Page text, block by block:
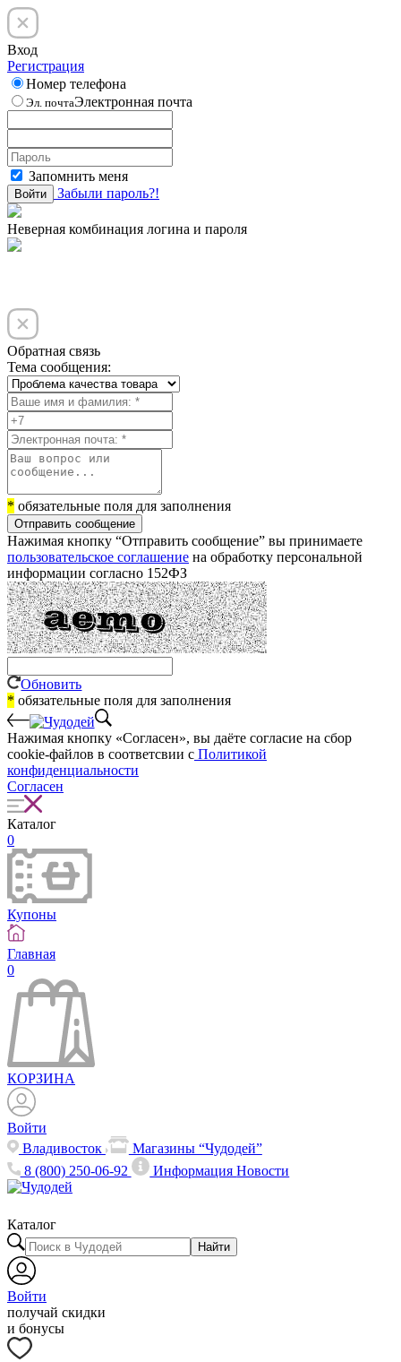
Вход
Регистрация
Номер телефона
Эл. почтаЭлектронная почта
Запомнить меня
Войти Забыли пароль?!
Неверная комбинация логина и пароля
Обратная связь
Тема сообщения:
* обязательные поля для заполнения
Отправить сообщение
Нажимая кнопку “Отправить сообщение” вы принимаете
пользовательское соглашение на обработку персональной
информации согласно 152ФЗ
Обновить
* обязательные поля для заполнения
Нажимая кнопку «Согласен», вы даёте cогласие на сбор
cookie-файлов в соответсвии с Политикой
конфиденциальности
Согласен
Каталог
0
Купоны
Главная
0
КОРЗИНА
Войти
Владивосток
Магазины “Чудодей”
8 (800) 250-06-92
ИнформацияНовости
Каталог
Найти
Войти
получай скидки
и бонусы